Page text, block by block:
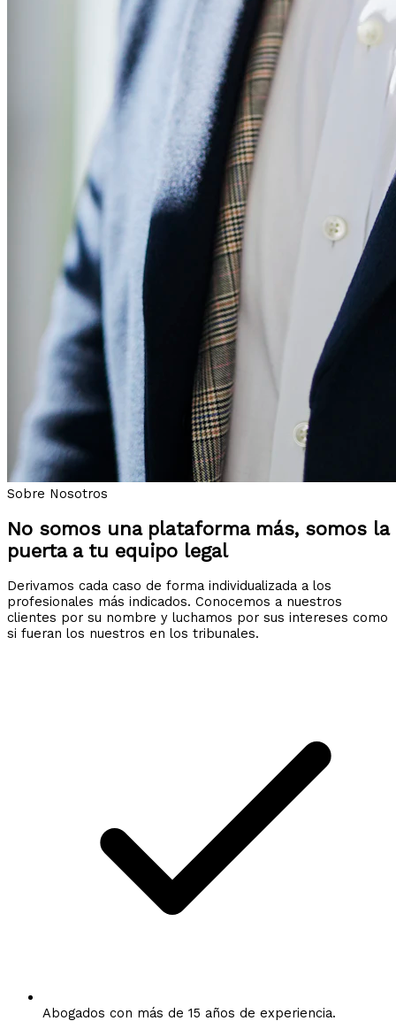
Sobre Nosotros
No somos una plataforma más, somos la
puerta a tu equipo legal
Derivamos cada caso de forma individualizada a los
profesionales más indicados. Conocemos a nuestros
clientes por su nombre y luchamos por sus intereses como
si fueran los nuestros en los tribunales.
Abogados con más de 15 años de experiencia.